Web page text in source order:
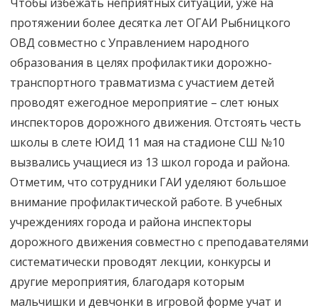
протяжении более десятка лет ОГАИ Рыбницкого
ОВД совместно с Управлением народного
образования в целях профилактики дорожно-
транспортного травматизма с участием детей
проводят ежегодное мероприятие – слет юных
инспекторов дорожного движения. Отстоять честь
школы в слете ЮИД 11 мая на стадионе СШ №10
вызвались учащиеся из 13 школ города и района.
Отметим, что сотрудники ГАИ уделяют большое
внимание профилактической работе. В учебных
учреждениях города и района инспекторы
дорожного движения совместно с преподавателями
систематически проводят лекции, конкурсы и
другие мероприятия, благодаря которым
мальчишки и девчонки в игровой форме учат и